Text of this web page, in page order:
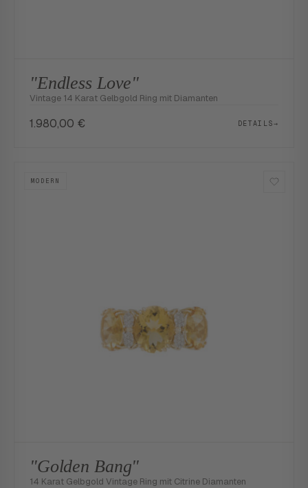
"Endless Love"
Vintage 14 Karat Gelbgold Ring mit Diamanten
1.980,00 € DETAILS→
MODERN
"Golden Bang"
14 Karat Gelbgold Vintage Ring mit Citrine Diamanten